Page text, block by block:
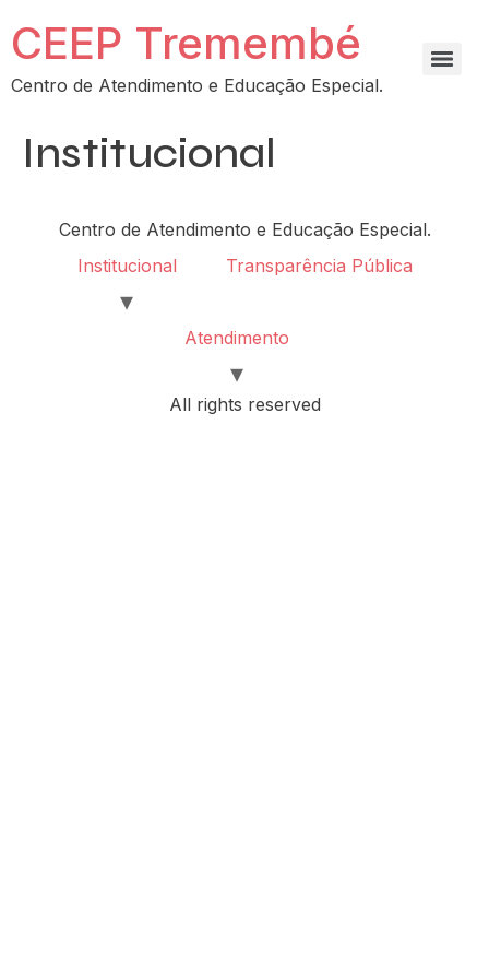
CEEP Tremembé
Centro de Atendimento e Educação Especial.
Institucional
Centro de Atendimento e Educação Especial.
Institucional
Transparência Pública
Atendimento
All rights reserved